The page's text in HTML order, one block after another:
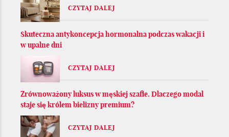
CZYTAJ DALEJ
Skuteczna antykoncepcja hormonalna podczas wakacji i
w upalne dni
CZYTAJ DALEJ
Zrównoważony luksus w męskiej szafie. Dlaczego modal
staje się królem bielizny premium?
CZYTAJ DALEJ